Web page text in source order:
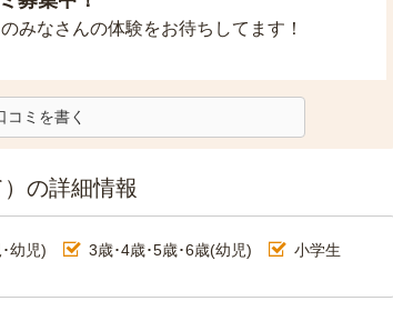
みなさんの体験をお待ちしてます！
コミを書く
の詳細情報
幼児) 3歳･4歳･5歳･6歳(幼児)
小学生